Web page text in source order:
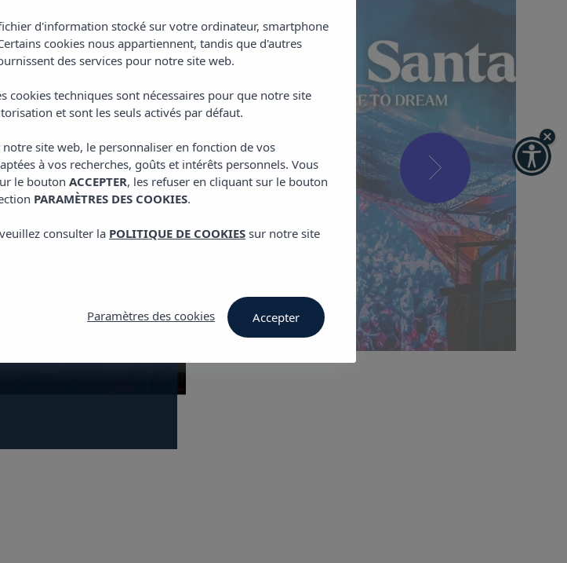
à l'Amnesia avant
d'information stocké sur votre ordinateur, smartphone
cookies nous appartiennent, tandis que d'autres
des services pour notre site web.
cookies techniques sont nécessaires pour que notre site
et sont les seuls activés par défaut.
site web, le personnaliser en fonction de vos
à vos recherches, goûts et intérêts personnels. Vous
le bouton ACCEPTER, les refuser en cliquant sur le bouton
PARAMÈTRES DES COOKIES.
consulter la POLITIQUE DE COOKIESsur notre site
Paramètres des cookies Accepter